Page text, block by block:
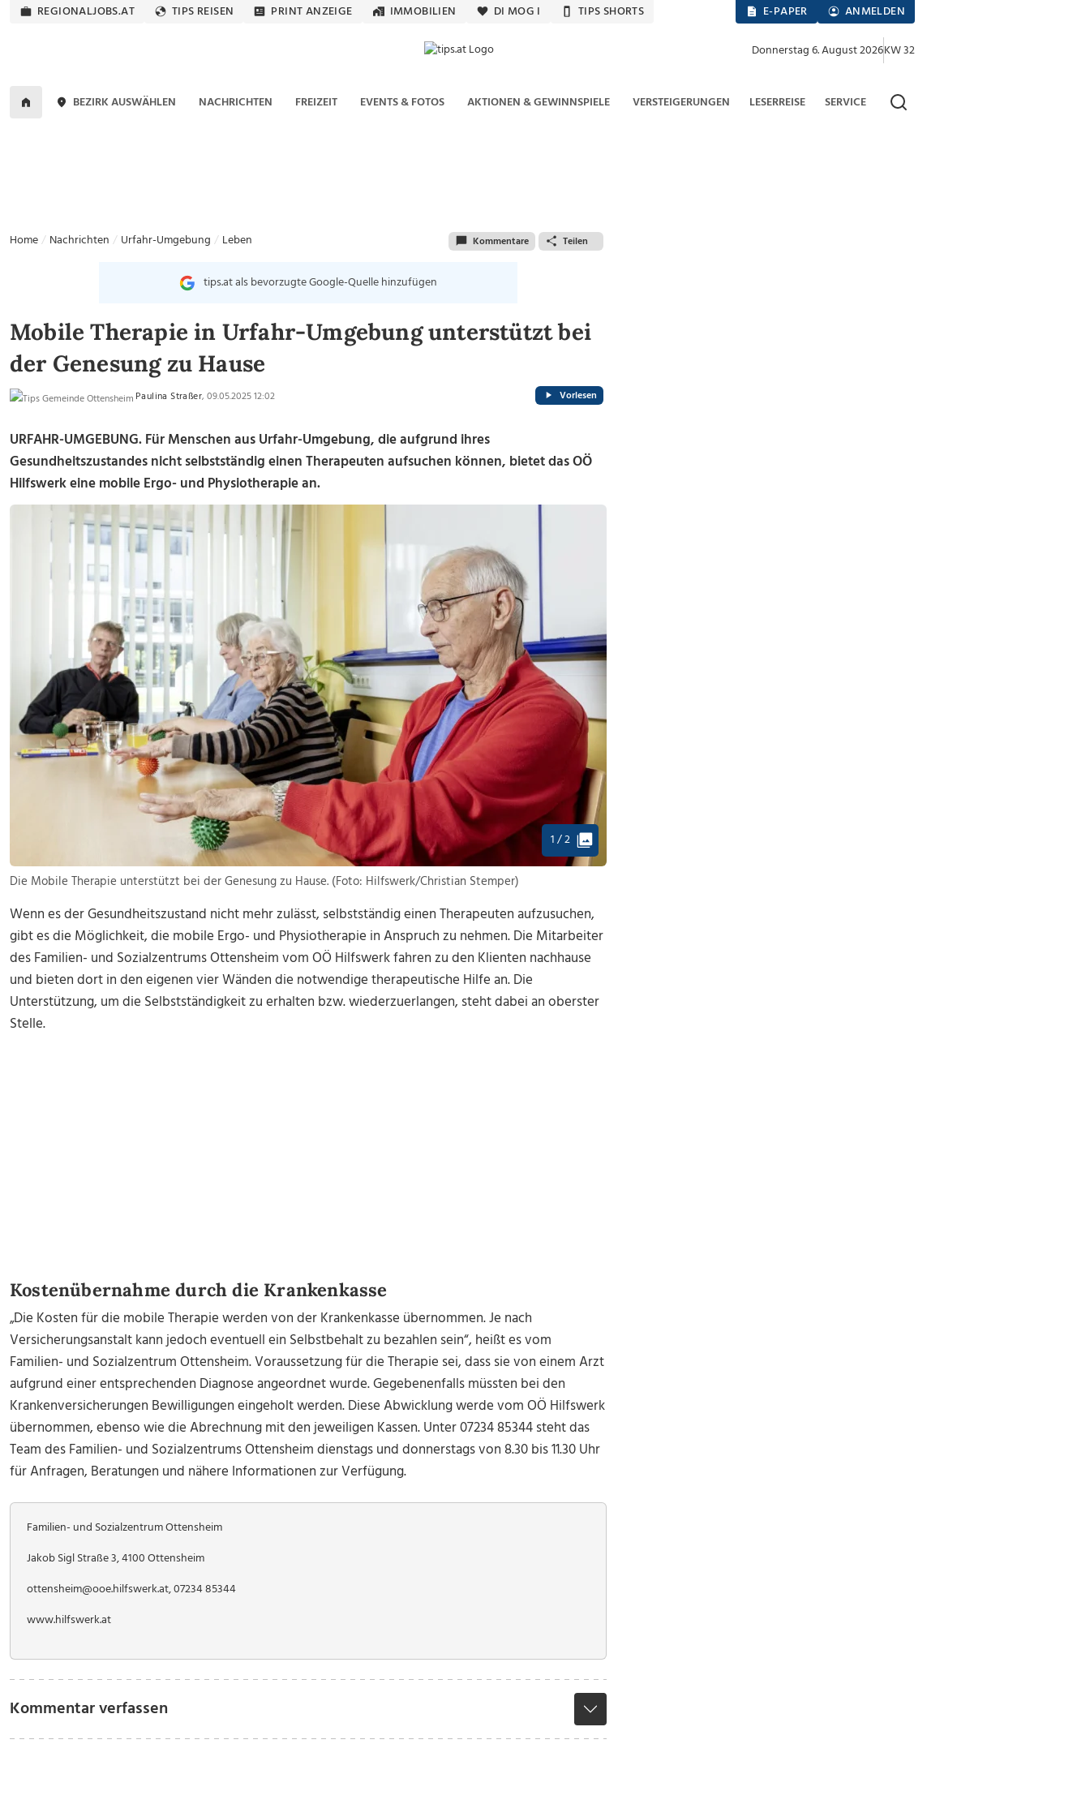
REGIONALJOBS.AT TIPS REISEN PRINT ANZEIGE IMMOBILIEN DI MOG I TIPS SHORTS E-PAPER ANMELDEN
Donnerstag 6. August 2026KW 32
BEZIRK AUSWÄHLEN NACHRICHTEN FREIZEIT EVENTS & FOTOS AKTIONEN & GEWINNSPIELE VERSTEIGERUNGEN LESERREISE SERVICE
Home Nachrichten Urfahr-Umgebung Leben Kommentare Teilen
tips.at als bevorzugte Google-Quelle hinzufügen
Mobile Therapie in Urfahr-Umgebung unterstützt bei
der Genesung zu Hause
Paulina Straßer, 09.05.2025 12:02 Vorlesen
URFAHR-UMGEBUNG. Für Menschen aus Urfahr-Umgebung, die aufgrund ihres
Gesundheitszustandes nicht selbstständig einen Therapeuten aufsuchen können, bietet das OÖ
Hilfswerk eine mobile Ergo- und Physiotherapie an.
1 / 2
Die Mobile Therapie unterstützt bei der Genesung zu Hause. (Foto: Hilfswerk/Christian Stemper)
Wenn es der Gesundheitszustand nicht mehr zulässt, selbstständig einen Therapeuten aufzusuchen,
gibt es die Möglichkeit, die mobile Ergo- und Physiotherapie in Anspruch zu nehmen. Die Mitarbeiter
des Familien- und Sozialzentrums Ottensheim vom OÖ Hilfswerk fahren zu den Klienten nachhause
und bieten dort in den eigenen vier Wänden die notwendige therapeutische Hilfe an. Die
Unterstützung, um die Selbstständigkeit zu erhalten bzw. wiederzuerlangen, steht dabei an oberster
Stelle.
Kostenübernahme durch die Krankenkasse
„Die Kosten für die mobile Therapie werden von der Krankenkasse übernommen. Je nach
Versicherungsanstalt kann jedoch eventuell ein Selbstbehalt zu bezahlen sein“, heißt es vom
Familien- und Sozialzentrum Ottensheim. Voraussetzung für die Therapie sei, dass sie von einem Arzt
aufgrund einer entsprechenden Diagnose angeordnet wurde. Gegebenenfalls müssten bei den
Krankenversicherungen Bewilligungen eingeholt werden. Diese Abwicklung werde vom OÖ Hilfswerk
übernommen, ebenso wie die Abrechnung mit den jeweiligen Kassen. Unter 07234 85344 steht das
Team des Familien- und Sozialzentrums Ottensheim dienstags und donnerstags von 8.30 bis 11.30 Uhr
für Anfragen, Beratungen und nähere Informationen zur Verfügung.
Familien- und Sozialzentrum Ottensheim
Jakob Sigl Straße 3, 4100 Ottensheim
ottensheim@ooe.hilfswerk.at, 07234 85344
www.hilfswerk.at
Kommentar verfassen